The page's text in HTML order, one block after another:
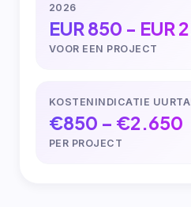
2026
EUR 850 - EUR
VOOR EEN PROJECT
KOSTENINDICATIE
€850 – €2.650
PER PROJECT